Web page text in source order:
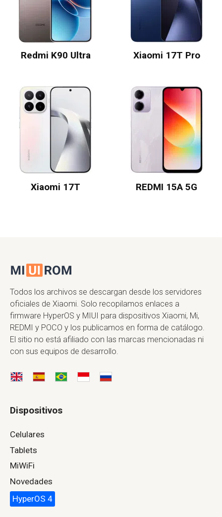
Redmi K90 Ultra Xiaomi 17T Pro
Xiaomi 17T REDMI 15A 5G
Todos los archivos se descargan desde los servidores
oficiales de Xiaomi. Solo recopilamos enlaces a
firmware HyperOS y MIUI para dispositivos Xiaomi, Mi,
REDMI y POCO y los publicamos en forma de catálogo.
El sitio no está afiliado con las marcas mencionadas ni
con sus equipos de desarrollo.
Dispositivos
Celulares
Tablets
MiWiFi
Novedades
HyperOS 4